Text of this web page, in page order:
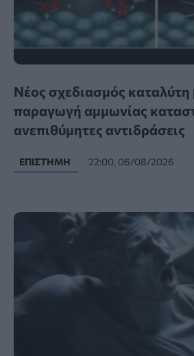
Νέος σχεδιασμός καταλύτη
παραγωγή αμμωνίας
ανεπιθύμητες αντιδράσεις
ΕΠΙΣΤΉΜΗ 22:00, 06/08/2026